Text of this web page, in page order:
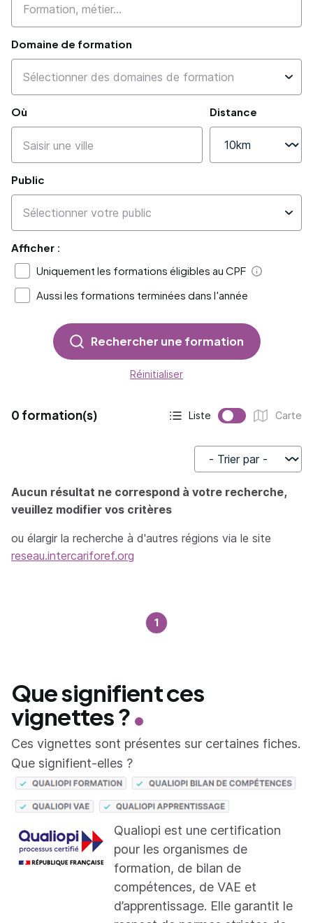
Domaine de formation
Où Distance
Public
Afficher :
Uniquement les formations éligibles au CPF
Aide
Aussi les formations terminées dans l'année
Rechercher une formation
Réinitialiser
0 formation(s)
Affichage actif :
Liste
Affichage :
Carte
Trier par
Aucun résultat ne correspond à votre recherche,
veuillez modifier vos critères
ou élargir la recherche à d'autres régions via le site
reseau.intercariforef.org
1
Que signifient ces
vignettes ?
Ces vignettes sont présentes sur certaines fiches.
Que signifient-elles ?
Qualiopi est une certification
pour les organismes de
formation, de bilan de
compétences, de VAE et
d’apprentissage. Elle garantit le